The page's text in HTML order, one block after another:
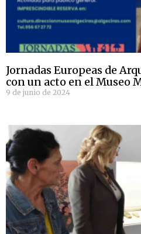
Jornadas Europeas de
con un acto en el Museo
9 de junio de 2024